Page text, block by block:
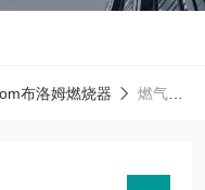
布洛姆燃烧器 燃气分级低NOx平焰烧嘴